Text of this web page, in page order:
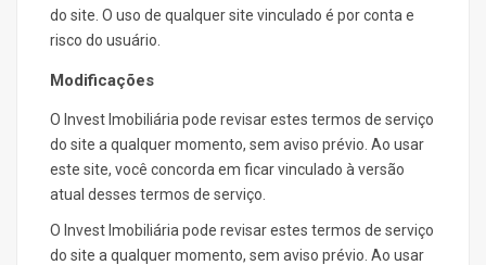
do site. O uso de qualquer site vinculado é por conta e
risco do usuário.
Modificações
O Invest Imobiliária pode revisar estes termos de serviço
do site a qualquer momento, sem aviso prévio. Ao usar
este site, você concorda em ficar vinculado à versão
atual desses termos de serviço.
O Invest Imobiliária pode revisar estes termos de serviço
do site a qualquer momento, sem aviso prévio. Ao usar